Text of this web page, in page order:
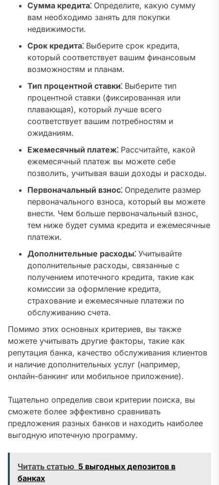
Сумма кредита⁚ Определите, какую сумму
вам необходимо занять для покупки
недвижимости.
Срок кредита⁚ Выберите срок кредита,
который соответствует вашим финансовым
возможностям и планам.
Тип процентной ставки⁚ Выберите тип
процентной ставки (фиксированная или
плавающая), который лучше всего
соответствует вашим потребностям и
ожиданиям.
Ежемесячный платеж⁚ Рассчитайте, какой
ежемесячный платеж вы можете себе
позволить, учитывая ваши доходы и расходы.
Первоначальный взнос⁚ Определите размер
первоначального взноса, который вы можете
внести. Чем больше первоначальный взнос,
тем ниже будет сумма кредита и ежемесячные
платежи.
Дополнительные расходы⁚ Учитывайте
дополнительные расходы, связанные с
получением ипотечного кредита, такие как
комиссии за оформление кредита,
страхование и ежемесячные платежи по
обслуживанию счета.
Помимо этих основных критериев, вы также
можете учитывать другие факторы, такие как
репутация банка, качество обслуживания клиентов
и наличие дополнительных услуг (например,
онлайн-банкинг или мобильное приложение).
Тщательно определив свои критерии поиска, вы
сможете более эффективно сравнивать
предложения разных банков и находить наиболее
выгодную ипотечную программу.
Читать статью 5 выгодных депозитов в
банках